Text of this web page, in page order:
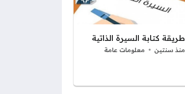
طريقة كتابة السيرة الذاتية
منذ سنتين معلومات عامة